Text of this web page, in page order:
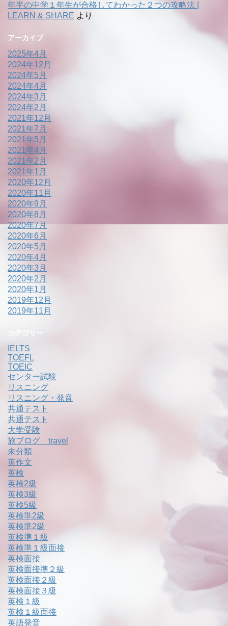
年半の中学１年生が合格してわかった２つの攻略法 |
LEARN & SHARE より
アーカイブ
2025年4月
2024年12月
2024年5月
2024年4月
2024年3月
2024年2月
2021年12月
2021年7月
2021年5月
2021年4月
2021年2月
2021年1月
2020年12月
2020年11月
2020年9月
2020年8月
2020年7月
2020年6月
2020年5月
2020年4月
2020年3月
2020年2月
2020年1月
2019年12月
2019年11月
カテゴリー
IELTS
TOEFL
TOEIC
センター試験
リスニング
リスニング・発音
共通テスト
共通テスト
大学受験
旅ブログ travel
未分類
英作文
英検
英検2級
英検3級
英検5級
英検準2級
英検準2級
英検準１級
英検準１級面接
英検面接
英検面接準２級
英検面接２級
英検面接３級
英検１級
英検１級面接
英語発音